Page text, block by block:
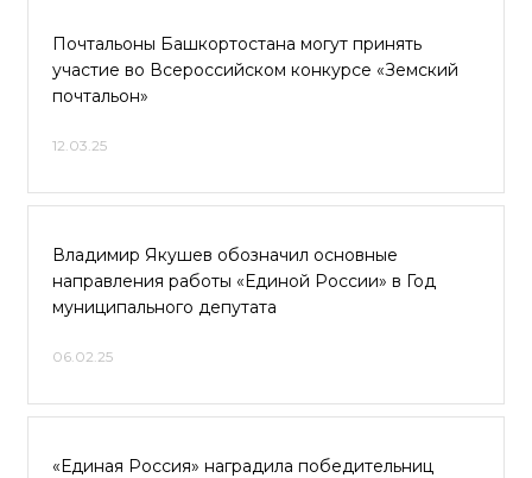
Почтальоны Башкортостана могут принять
участие во Всероссийском конкурсе «Земский
почтальон»
12.03.25
Владимир Якушев обозначил основные
направления работы «Единой России» в Год
муниципального депутата
06.02.25
«Единая Россия» наградила победительниц